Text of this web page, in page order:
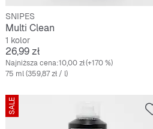
SNIPES
Multi Clean
1 kolor
Cena
26,99 zł
Najniższa cena:10,00 zł(+170 %)
75 ml (359,87 zł / l)
SALE